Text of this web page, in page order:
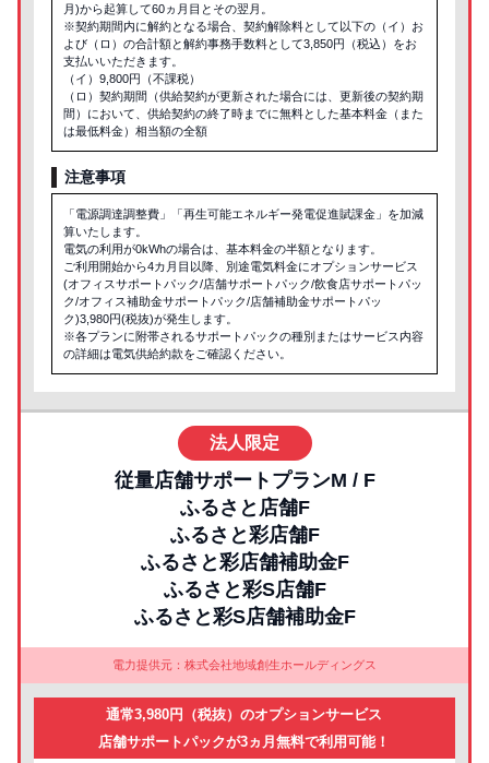
月)から起算して60ヵ月目とその翌月。
※契約期間内に解約となる場合、契約解除料として以下の（イ）お
よび（ロ）の合計額と解約事務手数料として3,850円（税込）をお
支払いいただきます。
（イ）9,800円（不課税）
（ロ）契約期間（供給契約が更新された場合には、更新後の契約期
間）において、供給契約の終了時までに無料とした基本料金（また
は最低料金）相当額の全額
注意事項
「電源調達調整費」「再生可能エネルギー発電促進賦課金」を加減
算いたします。
電気の利用が0kWhの場合は、基本料金の半額となります。
ご利用開始から4カ月目以降、別途電気料金にオプションサービス
(オフィスサポートパック/店舗サポートパック/飲食店サポートパッ
ク/オフィス補助金サポートパック/店舗補助金サポートパッ
ク)3,980円(税抜)が発生します。
※各プランに附帯されるサポートパックの種別またはサービス内容
の詳細は電気供給約款をご確認ください。
従量店舗サポートプランM / F
ふるさと店舗F
ふるさと彩店舗F
ふるさと彩店舗補助金F
ふるさと彩S店舗F
ふるさと彩S店舗補助金F
電力提供元：株式会社地域創生ホールディングス
法人限定
通常3,980円（税抜）のオプションサービス
店舗サポートパックが3ヵ月無料で利用可能！